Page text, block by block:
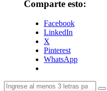
Comparte esto:
Facebook
LinkedIn
X
Pinterest
WhatsApp